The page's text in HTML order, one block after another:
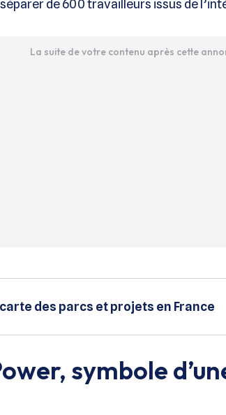
de 600 travailleurs issus de
La suite de votre contenu après cette
des parcs et projets en France
symbole